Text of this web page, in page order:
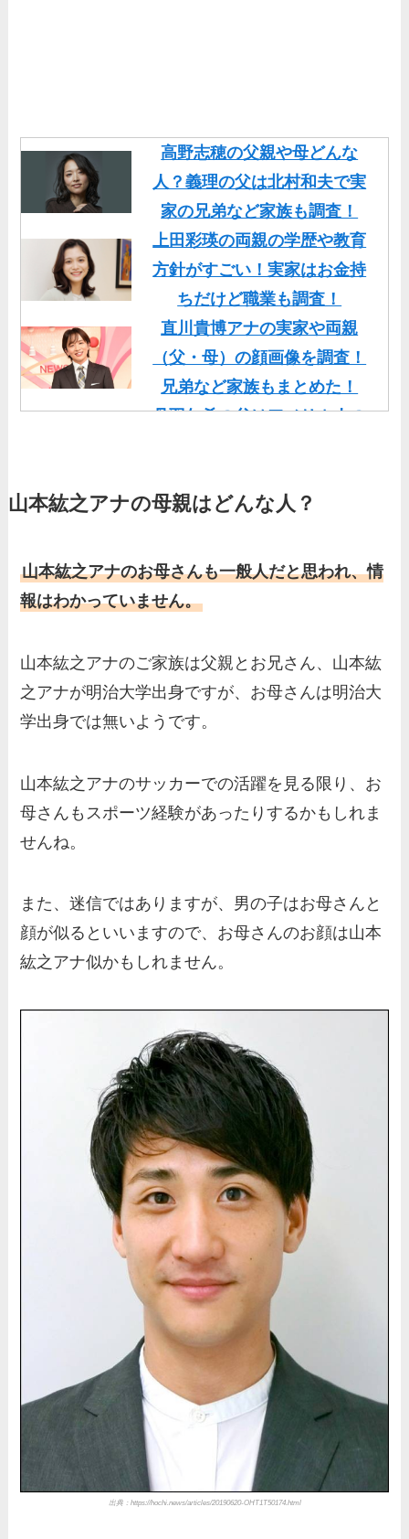
高野志穂の父親や母どんな
人？義理の父は北村和夫で実
家の兄弟など家族も調査！
上田彩瑛の両親の学歴や教育
方針がすごい！実家はお金持
ちだけど職業も調査！
直川貴博アナの実家や両親
（父・母）の顔画像を調査！
兄弟など家族もまとめた！
丹羽仁希の父はアメリカ人の
基俊介の実家はお金持ち？兄
人？家族を調査！
三浦璃来の実家はお金持ち！
成や父・片岡達也、兄弟につ
いてもまとめ！
の家族もまとめ！
伊藤海彦の兄弟は弟の夏彦！
実家の両親など家族情報も全
山本紘之アナの母親はどんな人？
山本紘之アナのお母さんも一般人だと思われ、情
報はわかっていません。
山本紘之アナのご家族は父親とお兄さん、山本紘
之アナが明治大学出身ですが、お母さんは明治大
学出身では無いようです。
山本紘之アナのサッカーでの活躍を見る限り、お
母さんもスポーツ経験があったりするかもしれま
せんね。
また、迷信ではありますが、男の子はお母さんと
顔が似るといいますので、お母さんのお顔は山本
紘之アナ似かもしれません。
出典：https://hochi.news/articles/20190620-OHT1T50174.html